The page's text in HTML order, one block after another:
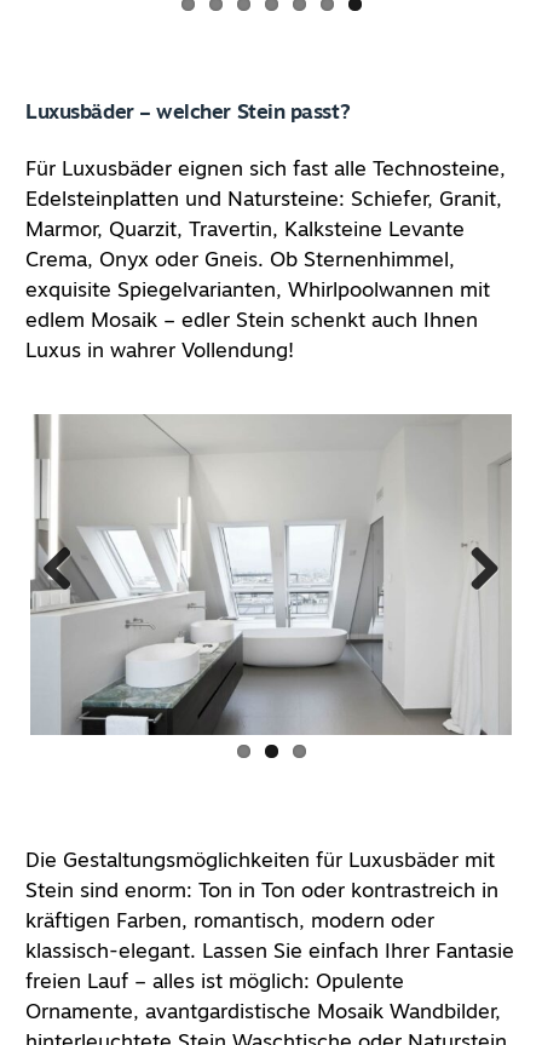
Für Luxusbäder eignen sich fast alle Technosteine,
Edelsteinplatten und Natursteine: Schiefer, Granit,
Marmor, Quarzit, Travertin, Kalksteine Levante
Crema, Onyx oder Gneis. Ob Sternenhimmel,
exquisite Spiegelvarianten, Whirlpoolwannen mit
edlem Mosaik – edler Stein schenkt auch Ihnen
Die Gestaltungsmöglichkeiten für Luxusbäder mit
Stein sind enorm: Ton in Ton oder kontrastreich in
kräftigen Farben, romantisch, modern oder
klassisch-elegant. Lassen Sie einfach Ihrer Fantasie
freien Lauf – alles ist möglich: Opulente
Ornamente, avantgardistische Mosaik Wandbilder,